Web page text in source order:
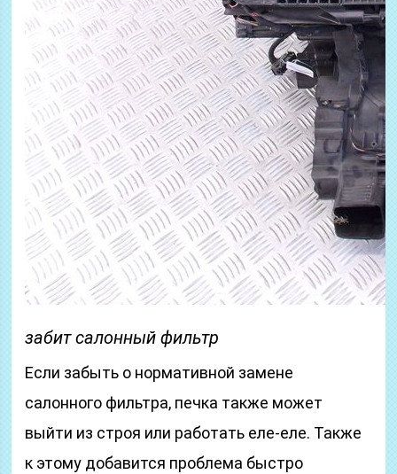
забит салонный фильтр
Если забыть о нормативной замене
салонного фильтра, печка также может
выйти из строя или работать еле-еле. Также
к этому добавится проблема быстро